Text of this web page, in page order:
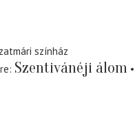
színház
Szentivánéji álom